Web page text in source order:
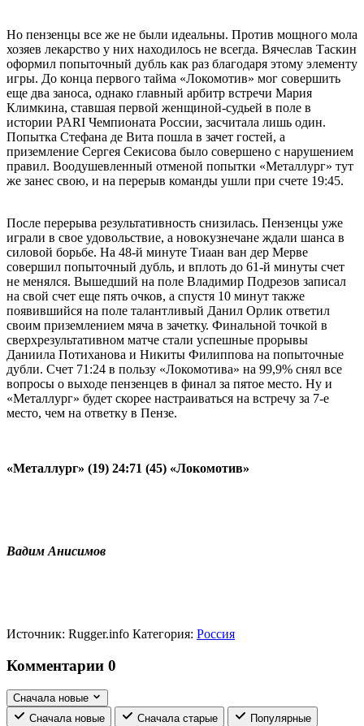
Но пензенцы все же не были идеальны. Против мощного мола
хозяев лекарство у них находилось не всегда. Вячеслав Таскин
оформил попыточный дубль как раз благодаря этому элементу
игры. До конца первого тайма «Локомотив» мог совершить
еще два заноса, однако главный арбитр встречи Мария
Климкина, ставшая первой женщиной-судьей в поле в
иcтории PARI Чемпионата России, засчитала лишь один.
Попытка Стефана де Вита пошла в зачет гостей, а
приземление Сергея Секисова было совершено с нарушением
правил. Воодушевленный отменой попытки «Металлург» тут
же занес свою, и на перерыв команды ушли при счете 19:45.
После перерыва результативность снизилась. Пензенцы уже
играли в свое удовольствие, а новокузнечане ждали шанса в
силовой борьбе. На 48-й минуте Тиаан ван дер Мерве
совершил попыточный дубль, и вплоть до 61-й минуты счет
не менялся. Вышедший на поле Владимир Подрезов записал
на свой счет еще пять очков, а спустя 10 минут также
появившийся на поле талантливый Данил Орлик ответил
своим приземлением мяча в зачетку. Финальной точкой в
сверхрезультативном матче стали успешные прорывы
Даниила Потиханова и Никиты Филиппова на попыточные
дубли. Счет 71:24 в пользу «Локомотива» на 99,9% снял все
вопросы о выходе пензенцев в финал за пятое место. Ну и
«Металлург» будет скорее настраиваться на встречу за 7-е
место, чем на ответку в Пензе.
«Металлург» (19) 24:71 (45) «Локомотив»
Вадим Анисимов
Источник: Rugger.info Категория: Россия
Комментарии 0
Сначала новые
Сначала новые
Сначала старые Популярные